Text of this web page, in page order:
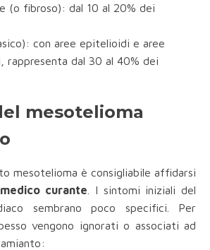
(o fibroso): dal 10 al 20% dei
con aree epitelioidi e aree
rappresenta dal 30 al 40% dei
mesotelioma
mesotelioma è consigliabile affidarsi
medico curante . I sintomi iniziali del
sembrano poco specifici. Per
vengono ignorati o associati ad